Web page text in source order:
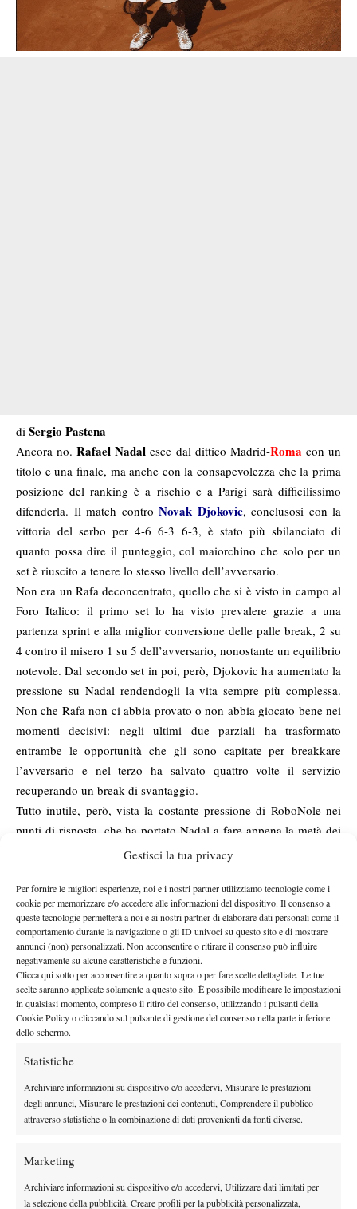
Gestisci la tua privacy
Per fornire le migliori esperienze, noi e i nostri partner utilizziamo tecnologie come i
cookie per memorizzare e/o accedere alle informazioni del dispositivo. Il consenso a
queste tecnologie permetterà a noi e ai nostri partner di elaborare dati personali come il
comportamento durante la navigazione o gli ID univoci su questo sito e di mostrare
annunci (non) personalizzati. Non acconsentire o ritirare il consenso può influire
negativamente su alcune caratteristiche e funzioni.
Clicca qui sotto per acconsentire a quanto sopra o per fare scelte dettagliate. Le tue
scelte saranno applicate solamente a questo sito. È possibile modificare le impostazioni
in qualsiasi momento, compreso il ritiro del consenso, utilizzando i pulsanti della
Cookie Policy o cliccando sul pulsante di gestione del consenso nella parte inferiore
dello schermo.
Statistiche
Archiviare informazioni su dispositivo e/o accedervi, Misurare le prestazioni
degli annunci, Misurare le prestazioni dei contenuti, Comprendere il pubblico
attraverso statistiche o la combinazione di dati provenienti da fonti diverse.
Marketing
Archiviare informazioni su dispositivo e/o accedervi, Utilizzare dati limitati per
la selezione della pubblicità, Creare profili per la pubblicità personalizzata,
di Sergio Pastena
Ancora no.Rafael Nadal esce dal dittico Madrid-Roma con un
titolo e una finale, ma anche con la consapevolezza che la prima
posizione del ranking è a rischio e a Parigi sarà difficilissimo
difenderla. Il match contro Novak Djokovic, conclusosi con la
vittoria del serbo per 4-6 6-3 6-3, è stato più sbilanciato di
quanto possa dire il punteggio, col maiorchino che solo per un
set è riuscito a tenere lo stesso livello dell’avversario.
Non era un Rafa deconcentrato, quello che si è visto in campo al
Foro Italico: il primo set lo ha visto prevalere grazie a una
partenza sprint e alla miglior conversione delle palle break, 2 su
4 contro il misero 1 su 5 dell’avversario, nonostante un equilibrio
notevole. Dal secondo set in poi, però, Djokovic ha aumentato la
pressione su Nadal rendendogli la vita sempre più complessa.
Non che Rafa non ci abbia provato o non abbia giocato bene nei
momenti decisivi: negli ultimi due parziali ha trasformato
entrambe le opportunità che gli sono capitate per breakkare
l’avversario e nel terzo ha salvato quattro volte il servizio
recuperando un break di svantaggio.
Tutto inutile, però, vista la costante pressione di RoboNole nei
punti di risposta, che ha portato Nadal a fare appena la metà dei
15 sul proprio servizio nel secondo set e addirittura meno nel
meglio per celebrare in maniera adeguata il suo 28esimo
compleanno.
Note sparse per gli altri: finalmente si è rivisto un Murray in
buone condizioni, al punto che ha dato non poco fastidio a
Nadal nel confronto diretto. Per il britannico, che ormai ha metà
del proprio ranking concentrato nei punti di Wimbledon e altre
scadenze antipatiche, riprendersi velocemente è fondamentale.
Non ha bisogno di ripresa Dimitrov, che sta bene e si avvicina
strade del salto di qualità. Bene anche Raonic, che conferma di
poter essere pericoloso anche sulla terra.
Capitolo Italia: non fosse per Bolelli e per le ottime prove di
Travaglia e Cecchinato, potremmo parlare di “non pervenuto”.
cede subito in tre e persino un investimento sicuro come Lorenzi
che delude con Riba. Bole, invece, dopo aver battuto Travaglia